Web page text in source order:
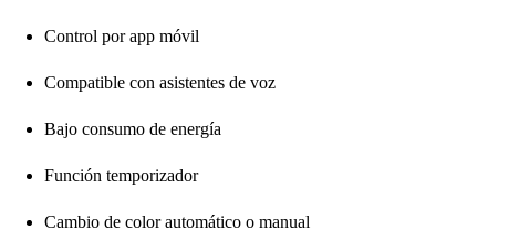
Control por app móvil
Compatible con asistentes de voz
Bajo consumo de energía
Función temporizador
Cambio de color automático o manual